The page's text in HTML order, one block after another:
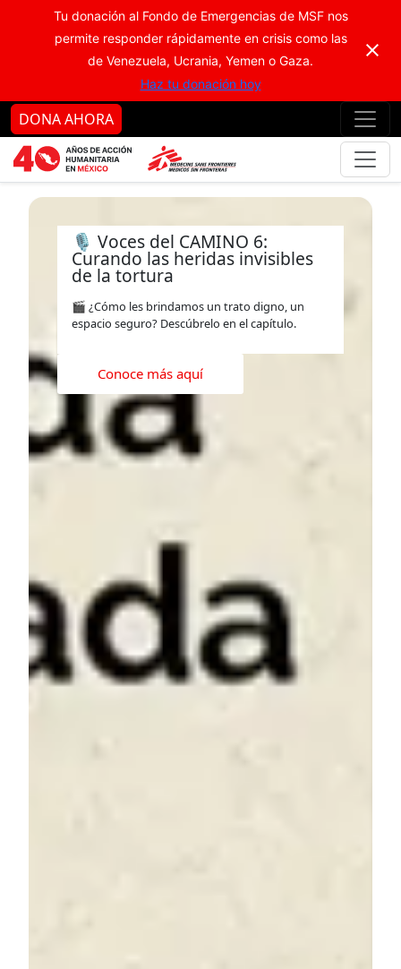
Tu donación al Fondo de Emergencias de MSF nos
permite responder rápidamente en crisis como las
de Venezuela, Ucrania, Yemen o Gaza.
Haz tu donación hoy
Ir al contenido principal Ir al pie de página
DONA AHORA
🎙️ Voces del CAMINO 6:
Curando las heridas invisibles
de la tortura
🎬 ¿Cómo les brindamos un trato digno, un
espacio seguro? Descúbrelo en el capítulo.
Conoce más aquí